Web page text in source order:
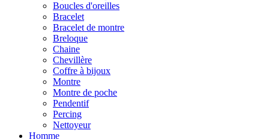
Boucles d'oreilles
Bracelet
Bracelet de montre
Breloque
Chaine
Chevillère
Coffre à bijoux
Montre
Montre de poche
Pendentif
Percing
Nettoyeur
Homme